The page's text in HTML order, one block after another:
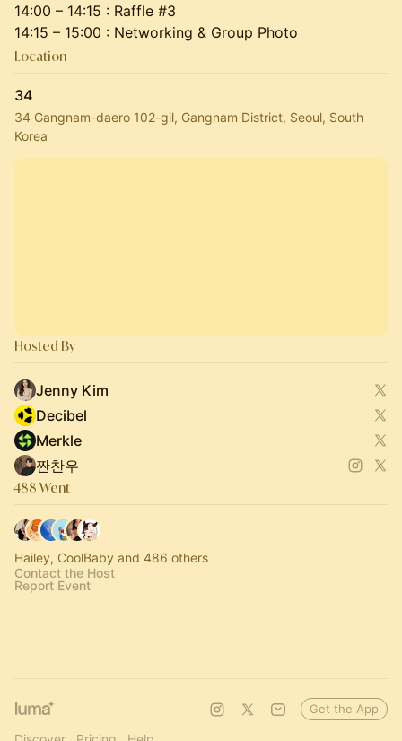
14:00 – 14:15 : Raffle #3
14:15 – 15:00 : Networking & Group Photo
Location
34
34 Gangnam-daero 102-gil, Gangnam District, Seoul, South
Korea
Hosted By
Jenny Kim
Decibel
Merkle
짠찬우
488 Went
Hailey, CoolBaby and 486 others
Contact the Host
Report Event
Get the App